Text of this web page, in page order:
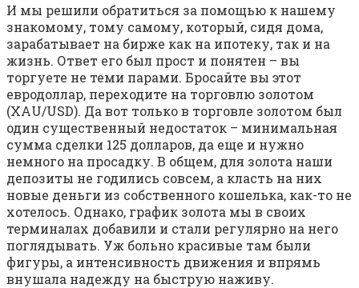
И мы решили обратиться за помощью к нашему
знакомому, тому самому, который, сидя дома,
зарабатывает на бирже как на ипотеку, так и на
жизнь. Ответ его был прост и понятен – вы
торгуете не теми парами. Бросайте вы этот
евродоллар, переходите на торговлю золотом
(XAU/USD). Да вот только в торговле золотом был
один существенный недостаток – минимальная
сумма сделки 125 долларов, да еще и нужно
немного на просадку. В общем, для золота наши
депозиты не годились совсем, а класть на них
новые деньги из собственного кошелька, как-то не
хотелось. Однако, график золота мы в своих
терминалах добавили и стали регулярно на него
поглядывать. Уж больно красивые там были
фигуры, а интенсивность движения и впрямь
внушала надежду на быструю наживу.